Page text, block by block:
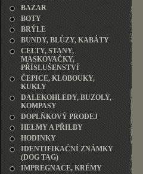
BAZAR
BOTY
BRÝLE
BUNDY, BLŮZY, KABÁTY
CELTY, STANY,
MASKOVAČKY,
PŘÍSLUŠENSTVÍ
ČEPICE, KLOBOUKY,
KUKLY
DALEKOHLEDY, BUZOLY,
KOMPASY
DOPLŇKOVÝ PRODEJ
HELMY A PŘILBY
HODINKY
IDENTIFIKAČNÍ ZNÁMKY
(DOG TAG)
IMPREGNACE, KRÉMY